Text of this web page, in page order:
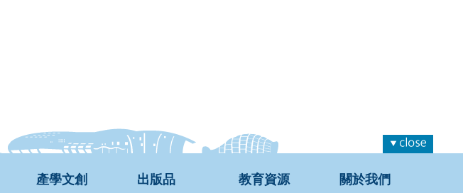
產學文創 出版品 教育資源 關於我們